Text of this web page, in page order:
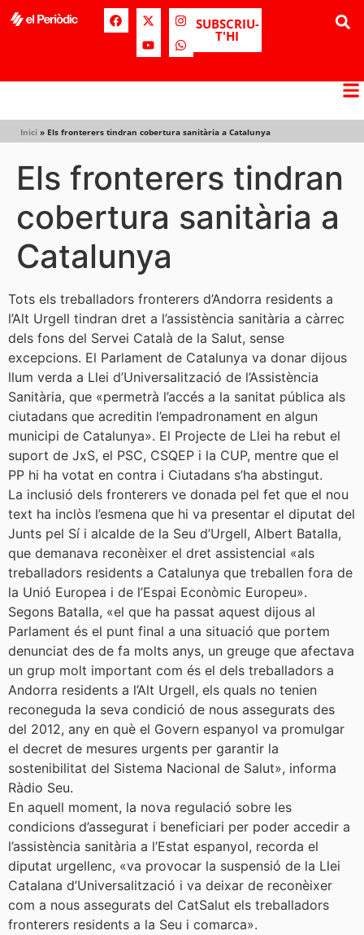
SUBSCRIU-
T'HI
Inici » Els fronterers tindran cobertura sanitària a Catalunya
Els fronterers tindran
cobertura sanitària a
Catalunya
Tots els treballadors fronterers d’Andorra residents a
l’Alt Urgell tindran dret a l’assistència sanitària a càrrec
dels fons del Servei Català de la Salut, sense
excepcions. El Parlament de Catalunya va donar dijous
llum verda a Llei d’Universalització de l’Assistència
Sanitària, que «permetrà l’accés a la sanitat pública als
ciutadans que acreditin l’empadronament en algun
municipi de Catalunya». El Projecte de Llei ha rebut el
suport de JxS, el PSC, CSQEP i la CUP, mentre que el
PP hi ha votat en contra i Ciutadans s’ha abstingut.
La inclusió dels fronterers ve donada pel fet que el nou
text ha inclòs l’esmena que hi va presentar el diputat del
Junts pel Sí i alcalde de la Seu d’Urgell, Albert Batalla,
que demanava reconèixer el dret assistencial «als
treballadors residents a Catalunya que treballen fora de
la Unió Europea i de l’Espai Econòmic Europeu».
Segons Batalla, «el que ha passat aquest dijous al
Parlament és el punt final a una situació que portem
denunciat des de fa molts anys, un greuge que afectava
un grup molt important com és el dels treballadors a
Andorra residents a l’Alt Urgell, els quals no tenien
reconeguda la seva condició de nous assegurats des
del 2012, any en què el Govern espanyol va promulgar
el decret de mesures urgents per garantir la
sostenibilitat del Sistema Nacional de Salut», informa
Ràdio Seu.
En aquell moment, la nova regulació sobre les
condicions d’assegurat i beneficiari per poder accedir a
l’assistència sanitària a l’Estat espanyol, recorda el
diputat urgellenc, «va provocar la suspensió de la Llei
Catalana d’Universalització i va deixar de reconèixer
com a nous assegurats del CatSalut els treballadors
fronterers residents a la Seu i comarca».